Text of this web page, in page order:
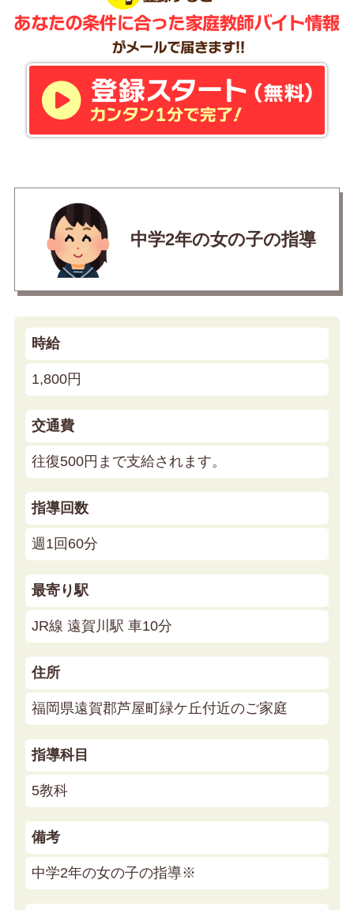
中学2年の女の子の指導
時給
1,800円
交通費
往復500円まで支給されます。
指導回数
週1回60分
最寄り駅
JR線 遠賀川駅 車10分
住所
福岡県遠賀郡芦屋町緑ケ丘付近のご家庭
指導科目
5教科
備考
中学2年の女の子の指導※